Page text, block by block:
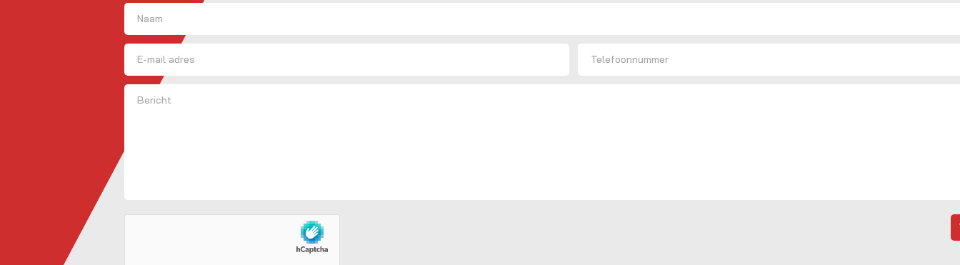
Naam
Voornaam
E-mailadres
Bericht